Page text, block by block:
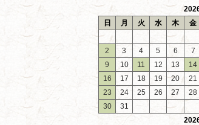
日
月 火 水 木 金
2
3 4 5 6 7
9
10 11 12 13 14
16
17 18 19 20 21
23
24 25 26 27 28
30
31